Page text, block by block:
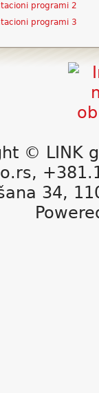
programi 2
programi 3
© LINK
34,